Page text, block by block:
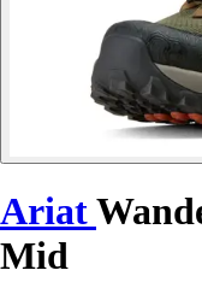
Ariat
Mid